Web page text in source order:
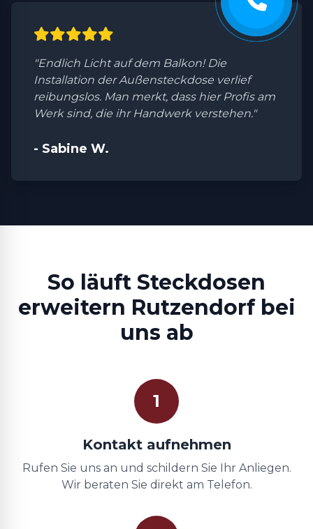
"Endlich Licht auf dem Balkon! Die
Installation der Außensteckdose verlief
reibungslos. Man merkt, dass hier Profis am
Werk sind, die ihr Handwerk verstehen."
- Sabine W.
So läuft Steckdosen
erweitern Rutzendorf bei
uns ab
1
Kontakt aufnehmen
Rufen Sie uns an und schildern Sie Ihr Anliegen.
Wir beraten Sie direkt am Telefon.